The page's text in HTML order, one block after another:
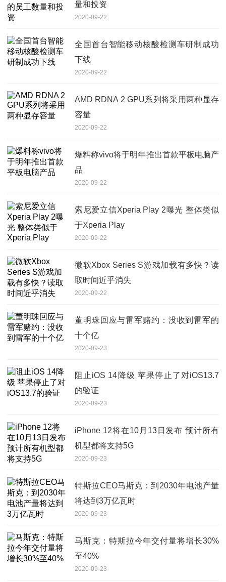
量和投资
2020-09-22
全国首台智能移动核酸检测车研制成功
下线
2020-09-22
AMD RDNA 2 GPU系列将采用两种显存
容量
2020-09-22
爆料称vivo将于明年推出首款平板电脑产
品
2020-09-22
索尼爱立信Xperia Play 2曝光 整体类似
于Xperia Play
2020-09-22
微软Xbox Series S游戏加载有多快？读
取时间近乎消失
2020-09-22
董明珠回应与雷军赌约：没收到雷军的
十个亿
2020-09-23
阻止iOS 14降级 苹果停止了对iOS13.7
的验证
2020-09-23
iPhone 12将在10月13日发布 预计所有
机型都将支持5G
2020-09-23
特斯拉CEO马斯克：到2030年电池产量
将达到3万亿瓦时
2020-09-23
马斯克：特斯拉今年交付量将增长30%
至40%
2020-09-23